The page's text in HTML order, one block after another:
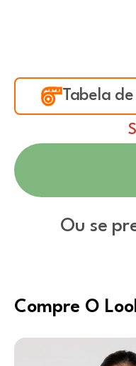
Tabela
Ou se
Compre O